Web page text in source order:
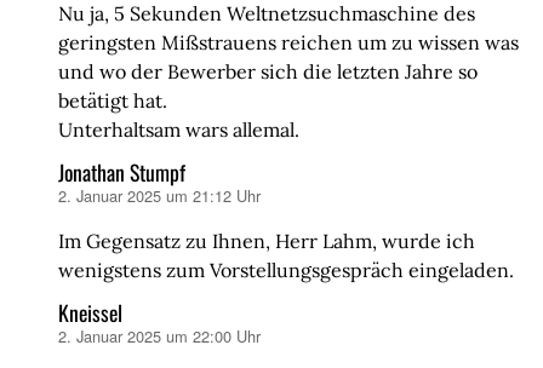
Nu ja, 5 Sekunden Weltnetzsuchmaschine des
geringsten Mißstrauens reichen um zu wissen was
und wo der Bewerber sich die letzten Jahre so
betätigt hat.
Unterhaltsam wars allemal.
Jonathan Stumpf
sagt:
2. Januar 2025 um 21:12 Uhr
Im Gegensatz zu Ihnen, Herr Lahm, wurde ich
wenigstens zum Vorstellungsgespräch eingeladen.
Kneissel
sagt:
2. Januar 2025 um 22:00 Uhr